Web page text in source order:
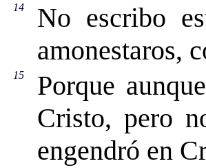
14
No escribo
amonestaros,
15
Porque
Cristo, pero
engendró en